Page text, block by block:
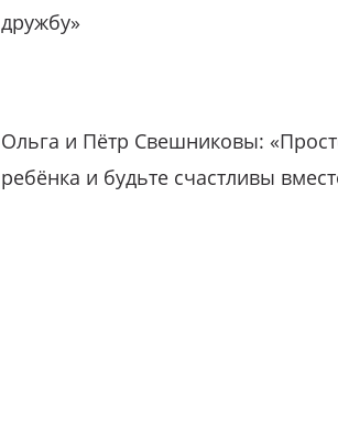
дружбу»
Ольга и Пётр Свешниковы:
ребёнка и будьте счастливы